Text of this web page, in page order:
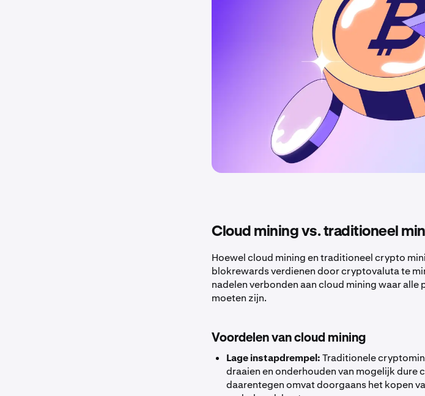
Cloud mining vs. traditioneel
Hoewel cloud mining en traditioneel crypto
blokrewards verdienen door cryptovaluta te
nadelen verbonden aan cloud mining waar
moeten zijn.
Voordelen van cloud mining
Lage instapdrempel:Traditionele
draaien en onderhouden van mogelijk dure
daarentegen omvat doorgaans het kopen